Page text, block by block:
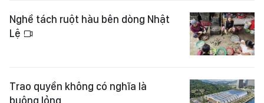
Nghề tách ruột hàu bên dòng Nhật
Lệ
Trao quyền không có nghĩa là
buông lỏng